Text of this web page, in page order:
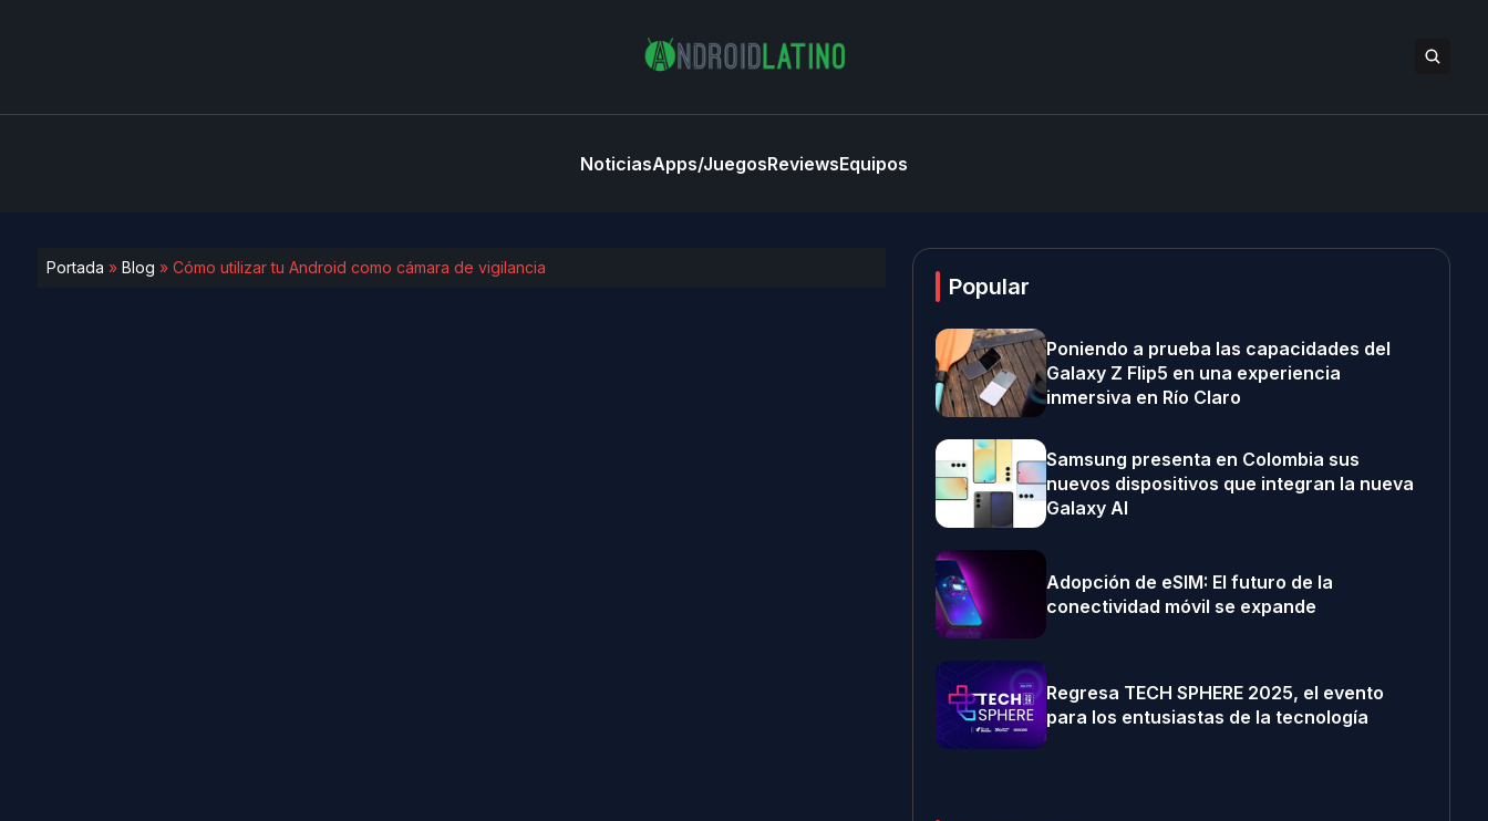
NoticiasApps/JuegosReviewsEquipos
Portada » Blog » Cómo utilizar tu Android como cámara de vigilancia
Popular
Poniendo a prueba las capacidades del
Galaxy Z Flip5 en una experiencia
inmersiva en Río Claro
Samsung presenta en Colombia sus
nuevos dispositivos que integran la nueva
Galaxy AI
Adopción de eSIM: El futuro de la
conectividad móvil se expande
Regresa TECH SPHERE 2025, el evento
para los entusiastas de la tecnología